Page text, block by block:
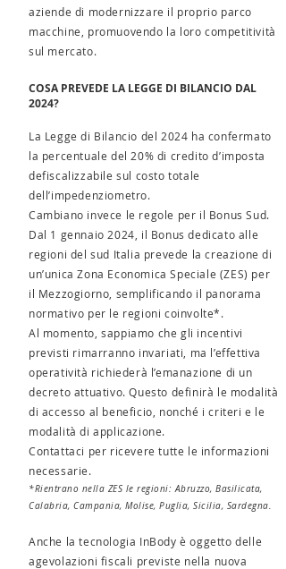
aziende di modernizzare il proprio parco
macchine, promuovendo la loro competitività
sul mercato.
COSA PREVEDE LA LEGGE DI BILANCIO DAL
2024?
La Legge di Bilancio del 2024 ha confermato
la percentuale del 20% di credito d’imposta
defiscalizzabile sul costo totale
dell’impedenziometro.
Cambiano invece le regole per il Bonus Sud.
Dal 1 gennaio 2024, il Bonus dedicato alle
regioni del sud Italia prevede la creazione di
un’unica Zona Economica Speciale (ZES) per
il Mezzogiorno, semplificando il panorama
normativo per le regioni coinvolte*.
Al momento, sappiamo che gli incentivi
previsti rimarranno invariati, ma l’effettiva
operatività richiederà l’emanazione di un
decreto attuativo. Questo definirà le modalità
di accesso al beneficio, nonché i criteri e le
modalità di applicazione.
Contattaci per ricevere tutte le informazioni
necessarie.
*Rientrano nella ZES le regioni: Abruzzo, Basilicata,
Calabria, Campania, Molise, Puglia, Sicilia, Sardegna.
Anche la tecnologia InBody è oggetto delle
agevolazioni fiscali previste nella nuova